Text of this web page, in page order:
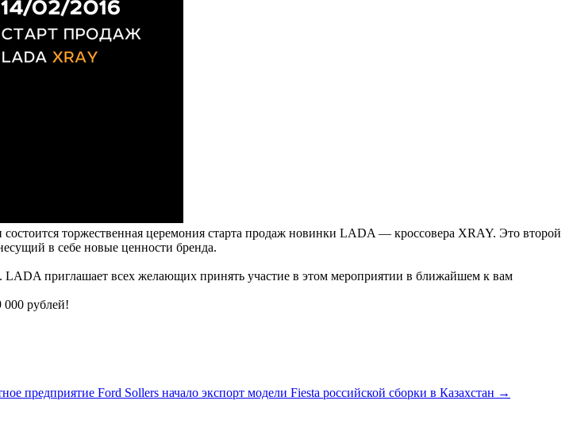
торжественная церемония старта продаж новинки LADA — кроссовера XRAY. Это второй
в себе новые ценности бренда.
приглашает всех желающих принять участие в этом мероприятии в ближайшем к вам
рублей!
предприятие Ford Sollers начало экспорт модели Fiesta российской сборки в Казахстан →